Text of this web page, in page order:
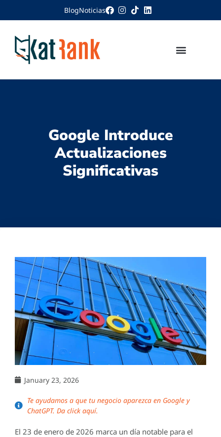
BlogNoticias
Google Introduce
Actualizaciones
Significativas
January 23, 2026
Te ayudamos a que tu negocio aparezca en Google y
ChatGPT. Da click aquí.
El 23 de enero de 2026 marca un día notable para el